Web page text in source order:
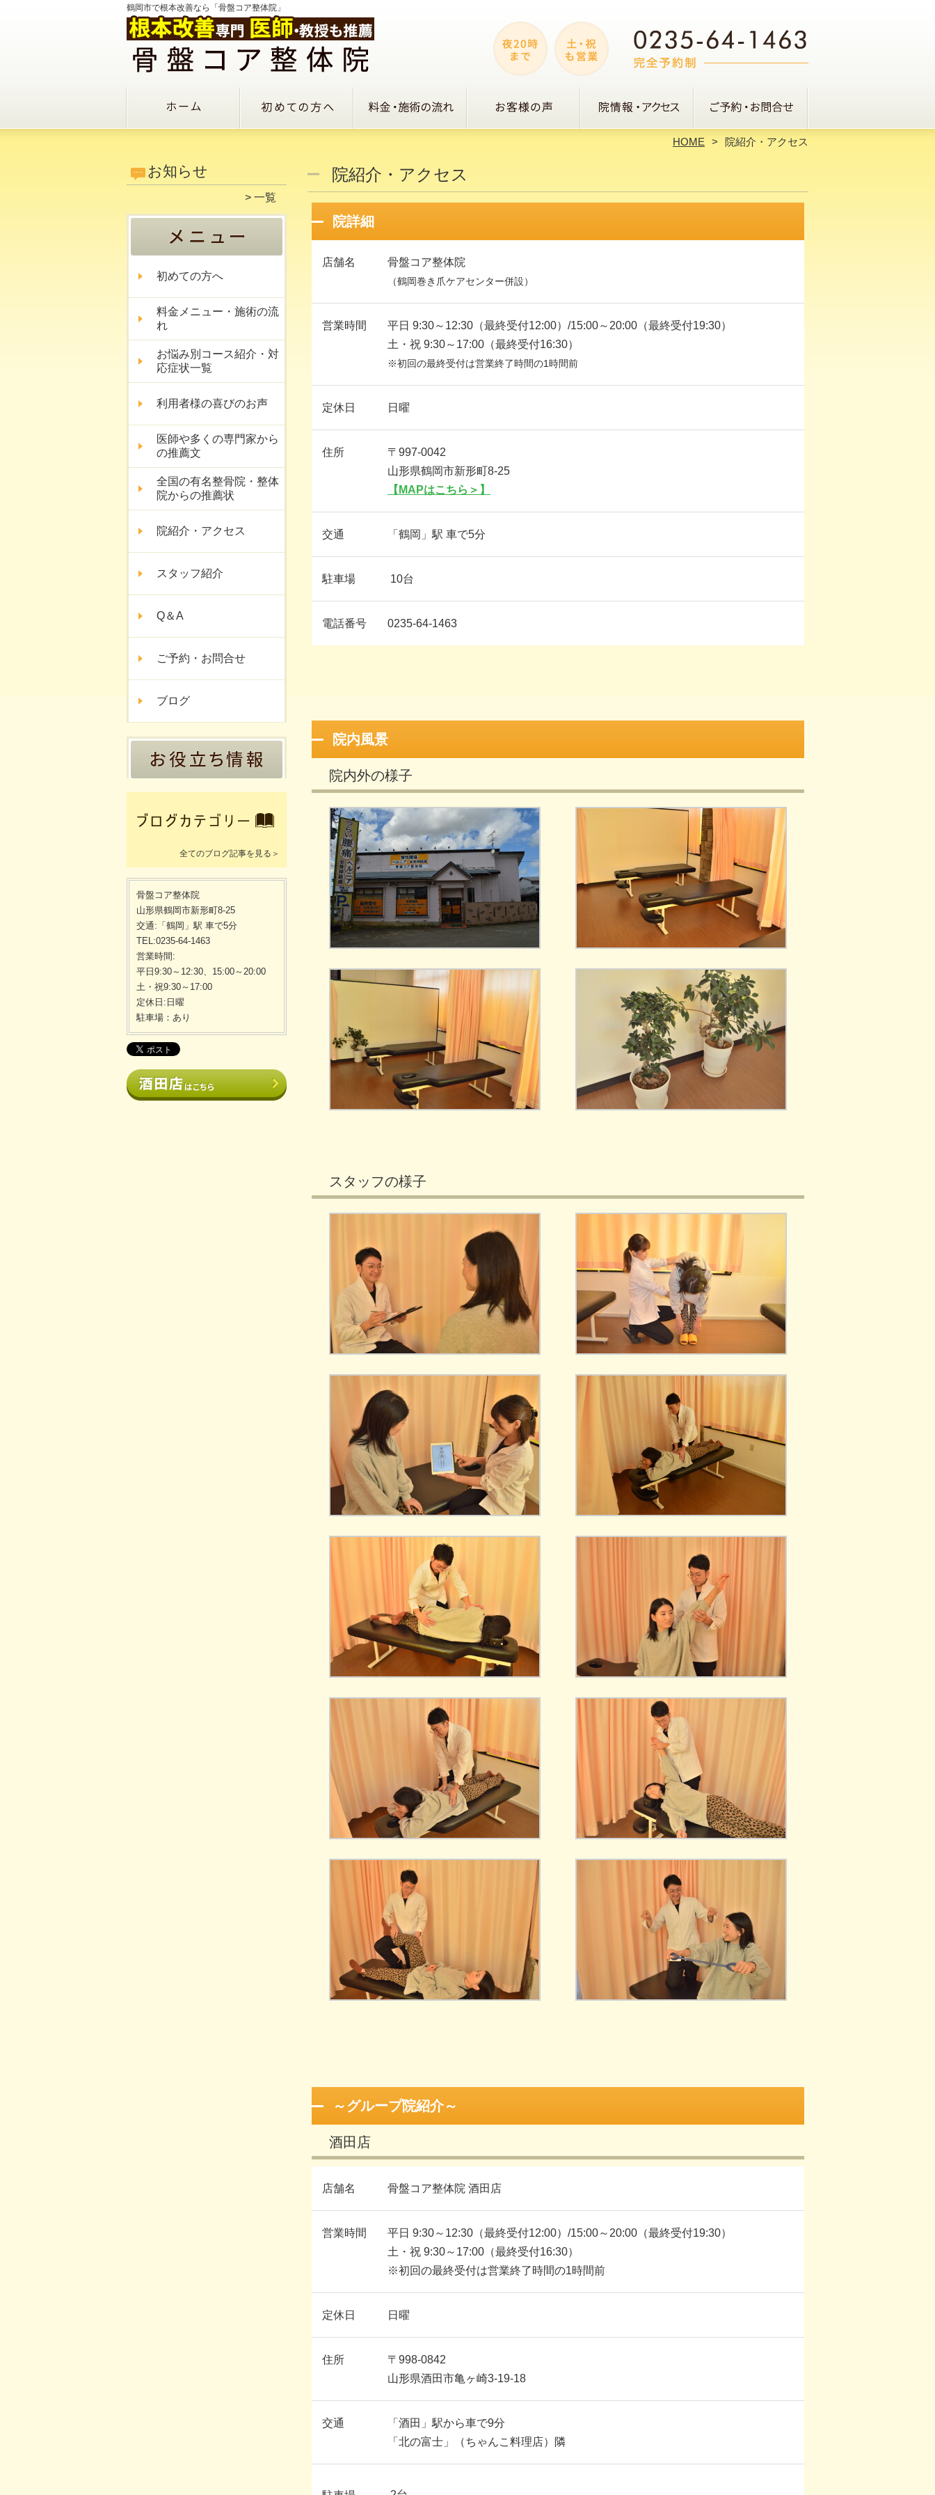
鶴岡市で根本改善なら「骨盤コア整体院」
HOME 院紹介・アクセス
お知らせ
一覧
初めての方へ
料金メニュー・施術の流
れ
お悩み別コース紹介・対
応症状一覧
利用者様の喜びのお声
医師や多くの専門家から
の推薦文
全国の有名整骨院・整体
院からの推薦状
院紹介・アクセス
スタッフ紹介
Q＆A
ご予約・お問合せ
ブログ
全てのブログ記事を見る＞
骨盤コア整体院
山形県鶴岡市新形町8-25
交通:「鶴岡」駅 車で5分
TEL:0235-64-1463
営業時間:
平日9:30～12:30、15:00～20:00
土・祝9:30～17:00
定休日:日曜
駐車場：あり
院紹介・アクセス
院詳細
店舗名 骨盤コア整体院
（鶴岡巻き爪ケアセンター併設）
営業時間
平日 9:30～12:30（最終受付12:00）/15:00～20:00（最終受付19:30）
土・祝 9:30～17:00（最終受付16:30）
※初回の最終受付は営業終了時間の1時間前
定休日 日曜
住所
〒997-0042
山形県鶴岡市新形町8-25
【MAPはこちら＞】
交通 「鶴岡」駅 車で5分
駐車場 10台
電話番号 0235-64-1463
院内風景
院内外の様子
スタッフの様子
～グループ院紹介～
酒田店
店舗名 骨盤コア整体院 酒田店
営業時間
平日 9:30～12:30（最終受付12:00）/15:00～20:00（最終受付19:30）
土・祝 9:30～17:00（最終受付16:30）
※初回の最終受付は営業終了時間の1時間前
定休日 日曜
住所
〒998-0842
山形県酒田市亀ヶ崎3-19-18
交通
「酒田」駅から車で9分
「北の富士」（ちゃんこ料理店）隣